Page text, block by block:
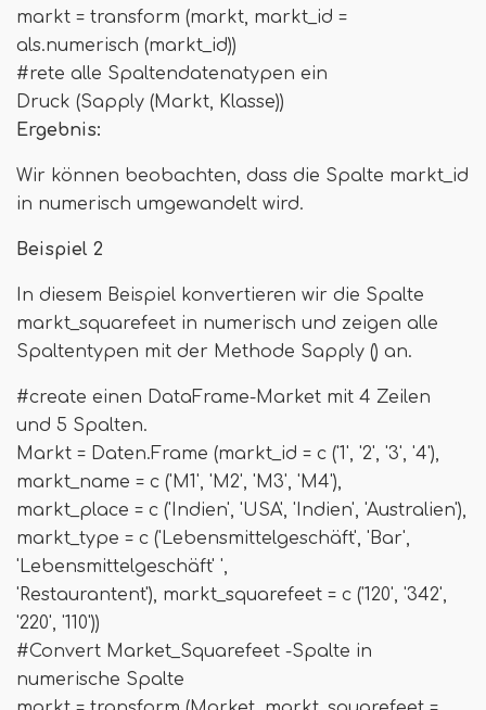
markt = transform (markt, markt_id =
als.numerisch (markt_id))
#rete alle Spaltendatenatypen ein
Druck (Sapply (Markt, Klasse))
Ergebnis:
Wir können beobachten, dass die Spalte markt_id
in numerisch umgewandelt wird.
Beispiel 2
In diesem Beispiel konvertieren wir die Spalte
markt_squarefeet in numerisch und zeigen alle
Spaltentypen mit der Methode Sapply () an.
#create einen DataFrame-Market mit 4 Zeilen
und 5 Spalten.
Markt = Daten.Frame (markt_id = c ('1', '2', '3', '4'),
markt_name = c ('M1', 'M2', 'M3', 'M4'),
markt_place = c ('Indien', 'USA', 'Indien', 'Australien'),
markt_type = c ('Lebensmittelgeschäft', 'Bar',
'Lebensmittelgeschäft' ',
'Restaurantent'), markt_squarefeet = c ('120', '342',
'220', '110'))
#Convert Market_Squarefeet -Spalte in
numerische Spalte